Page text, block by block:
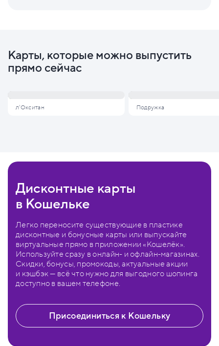
Карты, которые можно выпустить
прямо сейчас
л'Окситан Подружка
Дисконтные карты
в Кошельке
Легко переносите существующие в пластике
дисконтные и бонусные карты или выпускайте
виртуальные прямо в приложении «Кошелёк».
Используйте сразу в онлайн- и офлайн-магазинах.
Скидки, бонусы, промокоды, актуальные акции
и кэшбэк — всё что нужно для выгодного шопинга
доступно в вашем телефоне.
Присоединиться к Кошельку